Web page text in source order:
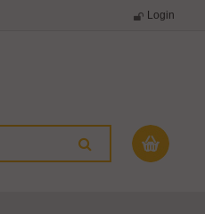
Login